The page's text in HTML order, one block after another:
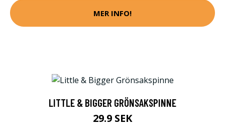
MER INFO!
LITTLE & BIGGER GRÖNSAKSPINNE
29.9 SEK